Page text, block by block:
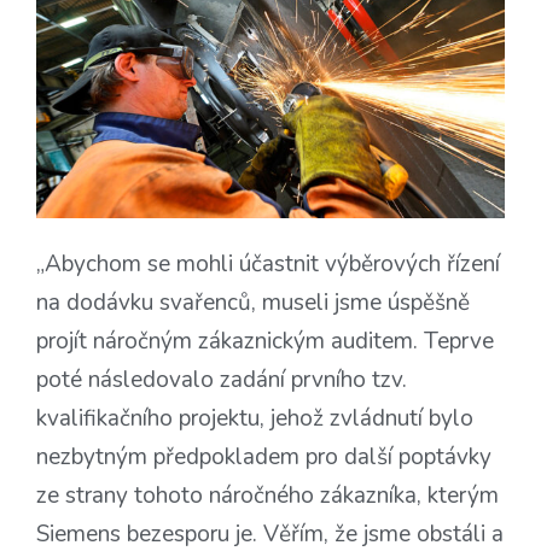
„Abychom se mohli účastnit výběrových řízení
na dodávku svařenců, museli jsme úspěšně
projít náročným zákaznickým auditem. Teprve
poté následovalo zadání prvního tzv.
kvalifikačního projektu, jehož zvládnutí bylo
nezbytným předpokladem pro další poptávky
ze strany tohoto náročného zákazníka, kterým
Siemens bezesporu je. Věřím, že jsme obstáli a